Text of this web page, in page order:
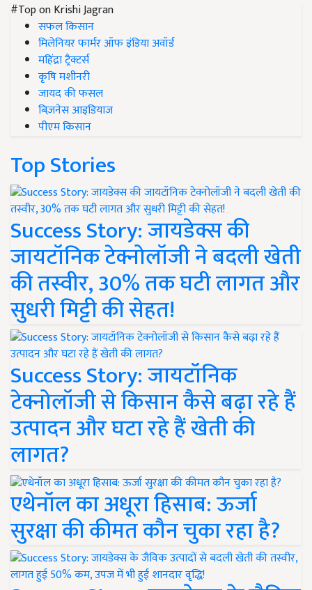
#Top on Krishi Jagran
सफल किसान
मिलेनियर फार्मर ऑफ इंडिया अवॉर्ड
महिंद्रा ट्रैक्टर्स
कृषि मशीनरी
जायद की फसल
बिज़नेस आइडियाज
पीएम किसान
Top Stories
Success Story: जायडेक्स की
जायटॉनिक टेक्नोलॉजी ने बदली खेती
की तस्वीर, 30% तक घटी लागत और
सुधरी मिट्टी की सेहत!
Success Story: जायटॉनिक
टेक्नोलॉजी से किसान कैसे बढ़ा रहे हैं
उत्पादन और घटा रहे हैं खेती की
लागत?
एथेनॉल का अधूरा हिसाब: ऊर्जा
सुरक्षा की कीमत कौन चुका रहा है?